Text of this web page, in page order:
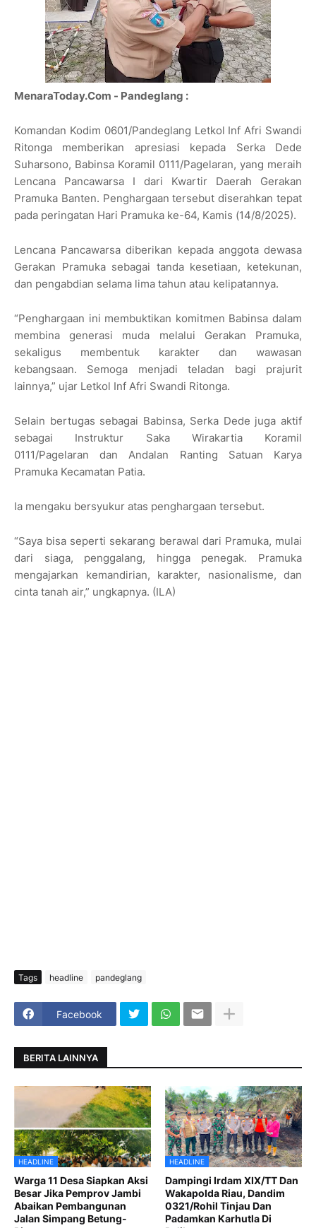
MenaraToday.Com - Pandeglang :
Komandan Kodim 0601/Pandeglang Letkol Inf Afri Swandi
Ritonga memberikan apresiasi kepada Serka Dede
Suharsono, Babinsa Koramil 0111/Pagelaran, yang meraih
Lencana Pancawarsa I dari Kwartir Daerah Gerakan
Pramuka Banten. Penghargaan tersebut diserahkan tepat
pada peringatan Hari Pramuka ke-64, Kamis (14/8/2025).
Lencana Pancawarsa diberikan kepada anggota dewasa
Gerakan Pramuka sebagai tanda kesetiaan, ketekunan,
dan pengabdian selama lima tahun atau kelipatannya.
“Penghargaan ini membuktikan komitmen Babinsa dalam
membina generasi muda melalui Gerakan Pramuka,
sekaligus membentuk karakter dan wawasan
kebangsaan. Semoga menjadi teladan bagi prajurit
lainnya,” ujar Letkol Inf Afri Swandi Ritonga.
Selain bertugas sebagai Babinsa, Serka Dede juga aktif
sebagai Instruktur Saka Wirakartia Koramil
0111/Pagelaran dan Andalan Ranting Satuan Karya
Pramuka Kecamatan Patia.
Ia mengaku bersyukur atas penghargaan tersebut.
“Saya bisa seperti sekarang berawal dari Pramuka, mulai
dari siaga, penggalang, hingga penegak. Pramuka
mengajarkan kemandirian, karakter, nasionalisme, dan
cinta tanah air,” ungkapnya. (ILA)
Tags headline pandeglang
Facebook
BERITA LAINNYA
HEADLINE
Warga 11 Desa Siapkan Aksi
Besar Jika Pemprov Jambi
Abaikan Pembangunan
Jalan Simpang Betung-
HEADLINE
Dampingi Irdam XIX/TT Dan
Wakapolda Riau, Dandim
0321/Rohil Tinjau Dan
Padamkan Karhutla Di